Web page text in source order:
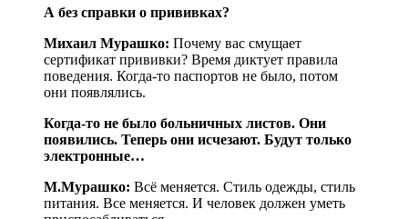
А без справки о прививках?
Михаил Мурашко: Почему вас смущает
сертификат прививки? Время диктует правила
поведения. Когда-то паспортов не было, потом
они появлялись.
Когда-то не было больничных листов. Они
появились. Теперь они исчезают. Будут только
электронные…
М.Мурашко: Всё меняется. Стиль одежды, стиль
питания. Все меняется. И человек должен уметь